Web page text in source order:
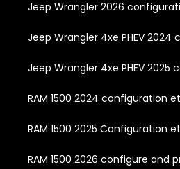
Jeep Wrangler 2026
Jeep Wrangler 4xe PHEV
Jeep Wrangler 4xe PHEV
RAM 1500 2024 configuration
RAM 1500 2025 Configuration
RAM 1500 2026 configure and